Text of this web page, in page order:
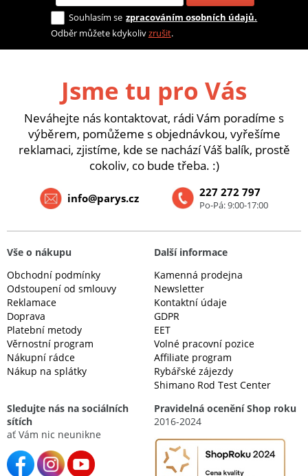
Souhlasím se zpracováním osobních údajů.
Odběr můžete kdykolivzrušit.
Jsme tu pro Vás
Neváhejte nás kontaktovat, rádi Vám poradíme s
výběrem, pomůžeme s objednávkou, vyřešíme
reklamaci, zjistíme, kde se nachází Váš balík, prostě
cokoliv, co bude třeba. :)
227 272 797
Po-Pá: 9:00-17:00
info@parys.cz
Vše o nákupu
Obchodní podmínky
Odstoupení od smlouvy
Reklamace
Doprava
Platební metody
Věrnostní program
Nákupní rádce
Nákup na splátky
Další informace
Kamenná prodejna
Newsletter
Kontaktní údaje
GDPR
EET
Volné pracovní pozice
Affiliate program
Rybářské zájezdy
Shimano Rod Test Center
Sledujte nás na sociálních
sítích
ať Vám nic neunikne
Pravidelná ocenění Shop roku
2016-2024